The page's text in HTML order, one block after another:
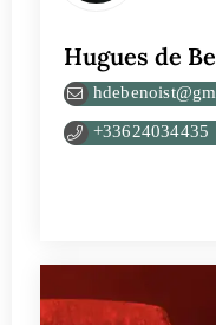
Hugues de
+33624034435